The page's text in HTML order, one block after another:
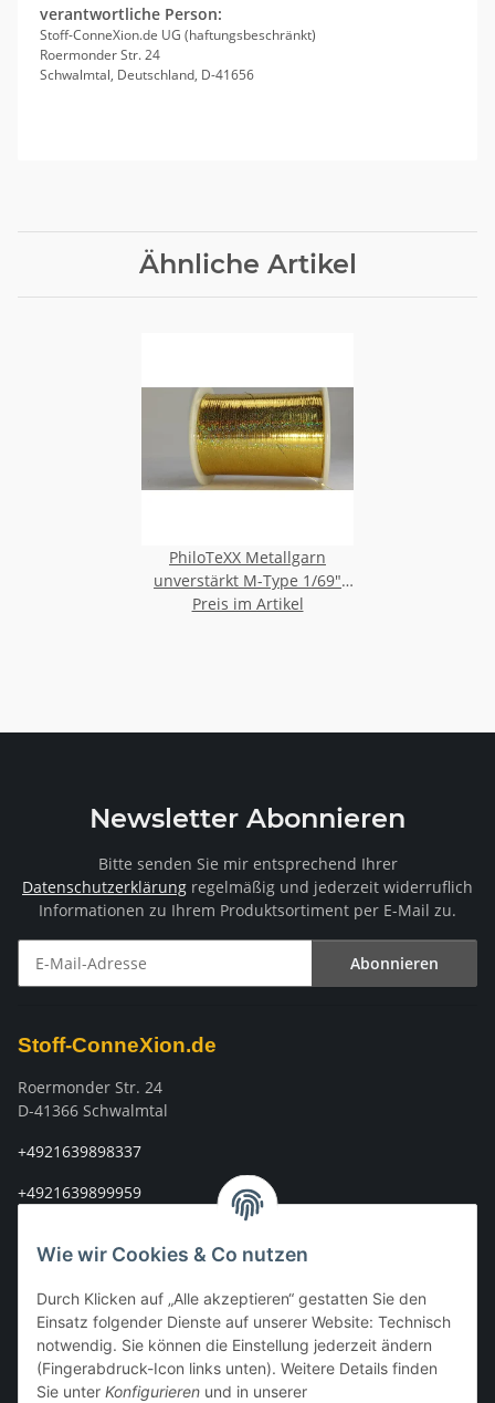
Wie wir Cookies & Co nutzen
Durch Klicken auf „Alle akzeptieren“ gestatten Sie den
Einsatz folgender Dienste auf unserer Website: Technisch
notwendig. Sie können die Einstellung jederzeit ändern
(Fingerabdruck-Icon links unten). Weitere Details finden
Sie unter Konfigurieren und in unserer
verantwortliche Person:
Stoff-ConneXion.de UG (haftungsbeschränkt)
Roermonder Str. 24
Schwalmtal, Deutschland, D-41656
Ähnliche Artikel
PhiloTeXX Metallgarn
unverstärkt M-Type 1/69"
Schnittbreite 0,37 mm
Preis im Artikel
Newsletter Abonnieren
Bitte senden Sie mir entsprechend Ihrer
Datenschutzerklärung regelmäßig und jederzeit widerruflich
Informationen zu Ihrem Produktsortiment per E-Mail zu.
Abonnieren
Stoff-ConneXion.de
Roermonder Str. 24
D-41366 Schwalmtal
+4921639898337
+4921639899959
Rechtliches
Mein Konto